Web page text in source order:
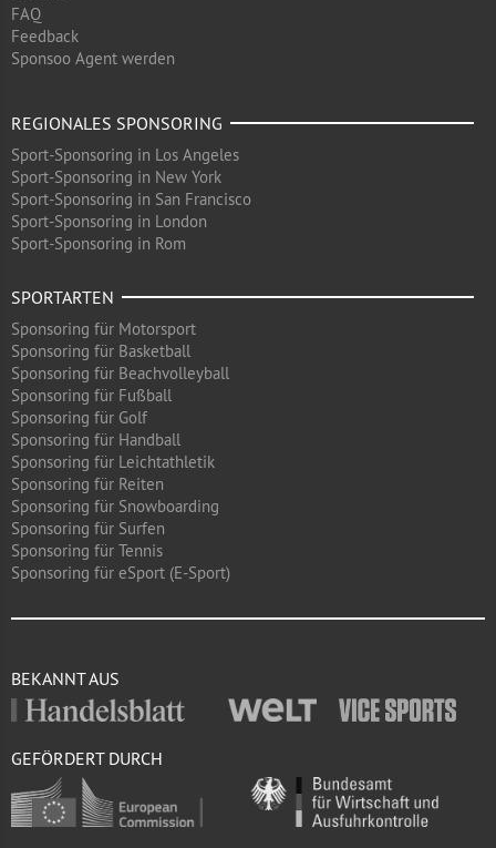
FAQ
Feedback
Sponsoo Agent werden
REGIONALES SPONSORING
Sport-Sponsoring in Los Angeles
Sport-Sponsoring in New York
Sport-Sponsoring in San Francisco
Sport-Sponsoring in London
Sport-Sponsoring in Rom
SPORTARTEN
Sponsoring für Motorsport
Sponsoring für Basketball
Sponsoring für Beachvolleyball
Sponsoring für Fußball
Sponsoring für Golf
Sponsoring für Handball
Sponsoring für Leichtathletik
Sponsoring für Reiten
Sponsoring für Snowboarding
Sponsoring für Surfen
Sponsoring für Tennis
Sponsoring für eSport (E-Sport)
BEKANNT AUS
GEFÖRDERT DURCH